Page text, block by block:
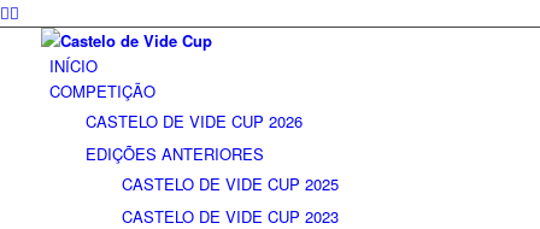
INÍCIO
COMPETIÇÃO
CASTELO DE VIDE CUP 2026
EDIÇÕES ANTERIORES
CASTELO DE VIDE CUP 2025
CASTELO DE VIDE CUP 2023